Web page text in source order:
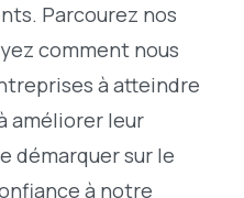
Parcourez nos
comment nous
à atteindre
améliorer leur
démarquer sur le
à notre